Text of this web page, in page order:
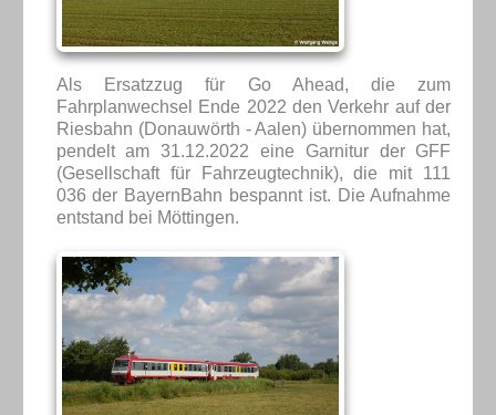
Als Ersatzzug für Go Ahead, die zum
Fahrplanwechsel Ende 2022 den Verkehr auf der
Riesbahn (Donauwörth - Aalen) übernommen hat,
pendelt am 31.12.2022 eine Garnitur der GFF
(Gesellschaft für Fahrzeugtechnik), die mit 111
036 der BayernBahn bespannt ist. Die Aufnahme
entstand bei Möttingen.